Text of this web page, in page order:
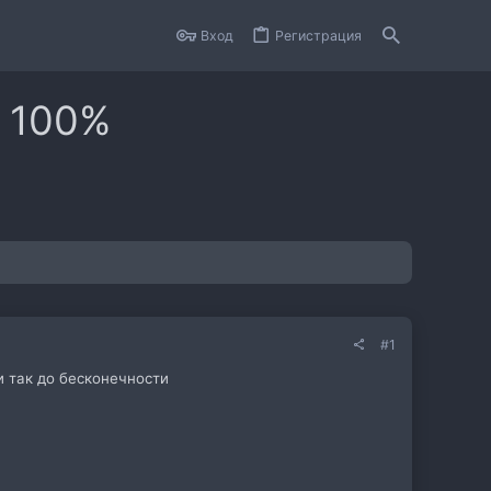
Вход Регистрация
#1
до бесконечности